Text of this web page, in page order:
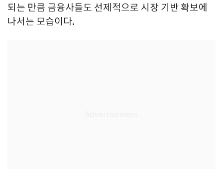
되는 만큼 금융사들도 선제적으로 시장 기반 확보에
나서는 모습이다.